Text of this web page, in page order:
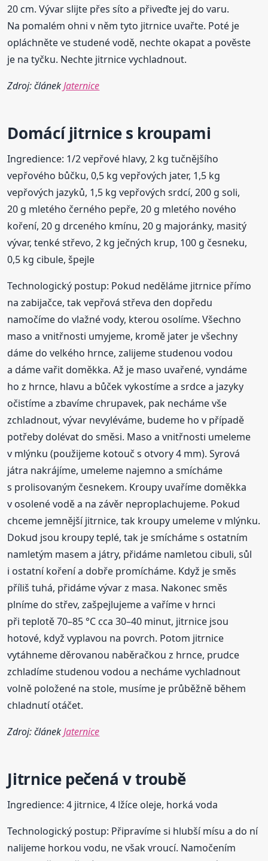
20 cm. Vývar slijte přes síto a přiveďte jej do varu.
Na pomalém ohni v něm tyto jitrnice uvařte. Poté je
opláchněte ve studené vodě, nechte okapat a pověste
je na tyčku. Nechte jitrnice vychladnout.
Zdroj: článekJaternice
Domácí jitrnice s kroupami
Ingredience: 1/2 vepřové hlavy, 2 kg tučnějšího
vepřového bůčku, 0,5 kg vepřových jater, 1,5 kg
vepřových jazyků, 1,5 kg vepřových srdcí, 200 g soli,
20 g mletého černého pepře, 20 g mletého nového
koření, 20 g drceného kmínu, 20 g majoránky, masitý
vývar, tenké střevo, 2 kg ječných krup, 100 g česneku,
0,5 kg cibule, špejle
Technologický postup: Pokud neděláme jitrnice přímo
na zabijačce, tak vepřová střeva den dopředu
namočíme do vlažné vody, kterou osolíme. Všechno
maso a vnitřnosti umyjeme, kromě jater je všechny
dáme do velkého hrnce, zalijeme studenou vodou
a dáme vařit doměkka. Až je maso uvařené, vyndáme
ho z hrnce, hlavu a bůček vykostíme a srdce a jazyky
očistíme a zbavíme chrupavek, pak necháme vše
zchladnout, vývar nevyléváme, budeme ho v případě
potřeby dolévat do směsi. Maso a vnitřnosti umeleme
v mlýnku (použijeme kotouč s otvory 4 mm). Syrová
játra nakrájíme, umeleme najemno a smícháme
s prolisovaným česnekem. Kroupy uvaříme doměkka
v osolené vodě a na závěr neproplachujeme. Pokud
chceme jemnější jitrnice, tak kroupy umeleme v mlýnku.
Dokud jsou kroupy teplé, tak je smícháme s ostatním
namletým masem a játry, přidáme namletou cibuli, sůl
i ostatní koření a dobře promícháme. Když je směs
příliš tuhá, přidáme vývar z masa. Nakonec směs
plníme do střev, zašpejlujeme a vaříme v hrnci
při teplotě 70–85 °C cca 30–40 minut, jitrnice jsou
hotové, když vyplavou na povrch. Potom jitrnice
vytáhneme děrovanou naběračkou z hrnce, prudce
zchladíme studenou vodou a necháme vychladnout
volně položené na stole, musíme je průběžně během
chladnutí otáčet.
Zdroj: článekJaternice
Jitrnice pečená v troubě
Ingredience: 4 jitrnice, 4 lžíce oleje, horká voda
Technologický postup: Připravíme si hlubší mísu a do ní
nalijeme horkou vodu, ne však vroucí. Namočením